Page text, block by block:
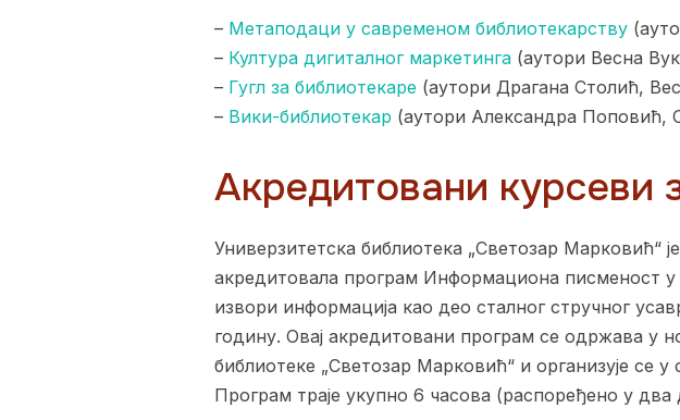
– Метаподаци у савременом библиотекарству
– Култура дигиталног маркетинга (аутори Весна
– Гугл за библиотекаре (аутори Драгана Столић,
– Вики-библиотекар (аутори Александра Поповић,
Акредитовани курсеви
Универзитетска библиотека „Светозар Марковић“
акредитовала програм Информациона писменост у
извори информација као део сталног стручног
годину. Овај акредитовани програм се одржава у
библиотеке „Светозар Марковић“ и организује се
Програм траје укупно 6 часова (распоређено у два